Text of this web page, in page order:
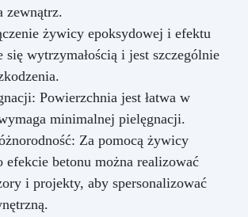
zewnątrz.
żywicy epoksydowej i efektu
się wytrzymałością i jest szczególnie
Powierzchnia jest łatwa w
minimalnej pielęgnacji.
Za pomocą żywicy
efekcie betonu można realizować
i projekty, aby spersonalizować